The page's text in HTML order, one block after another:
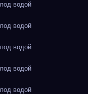
водой
водой
водой
водой
водой